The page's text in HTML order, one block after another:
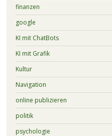
finanzen
google
KI mit ChatBots
KI mit Grafik
Kultur
Navigation
online publizieren
politik
psychologie